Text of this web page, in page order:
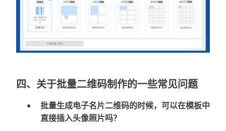
四、关于批量二维码制作的一些常见问题
批量生成电子名片二维码的时候，可以在模板中
直接插入头像照片吗？